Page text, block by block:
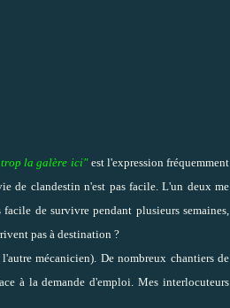
trop la galère ici" est l'expression fréquemment
de clandestin n'est pas facile. L'un deux me
de survivre pendant plusieurs semaines,
pas à destination ?
mécanicien). De nombreux chantiers de
à la demande d'emploi. Mes interlocuteurs